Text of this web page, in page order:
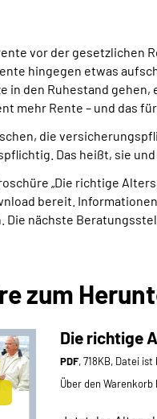
vor der gesetzlichen
hingegen etwas
in den Ruhestand
mehr Rente – und das
die
Das heißt, sie
„Die richtige
bereit.
Die nächste
zum
Die richtige
PDF, 718KB, Datei
Über den